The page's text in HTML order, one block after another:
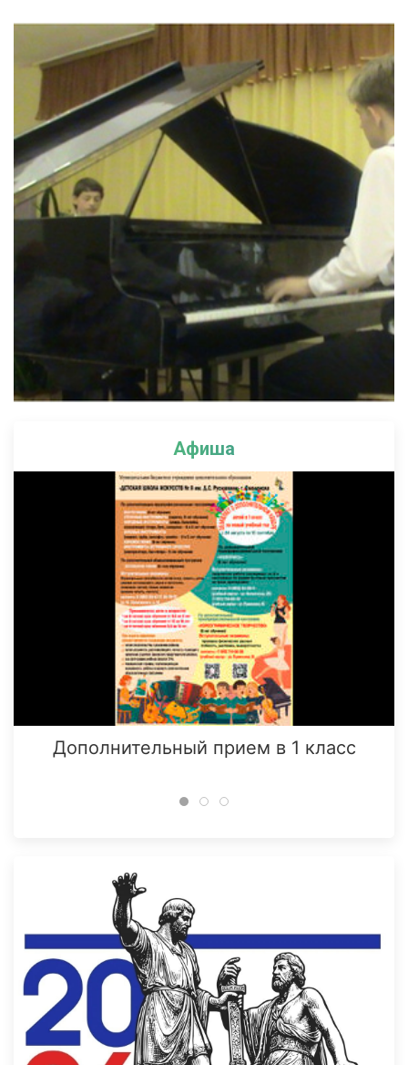
Афиша
Дополнительный прием в 1 класс